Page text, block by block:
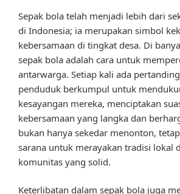
Sepak bola telah menjadi lebih dari
di Indonesia; ia merupakan simbol
kebersamaan di tingkat desa. Di
sepak bola adalah cara untuk
antarwarga. Setiap kali ada
penduduk berkumpul untuk
kesayangan mereka, menciptakan
kebersamaan yang langka dan
bukan hanya sekedar menonton,
sarana untuk merayakan tradisi lokal
komunitas yang solid.
Keterlibatan dalam sepak bola juga